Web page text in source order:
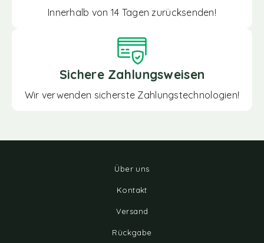
Innerhalb von 14 Tagen zurücksenden!
Sichere Zahlungsweisen
Wir verwenden sicherste Zahlungstechnologien!
Über uns
Kontakt
Versand
Rückgabe